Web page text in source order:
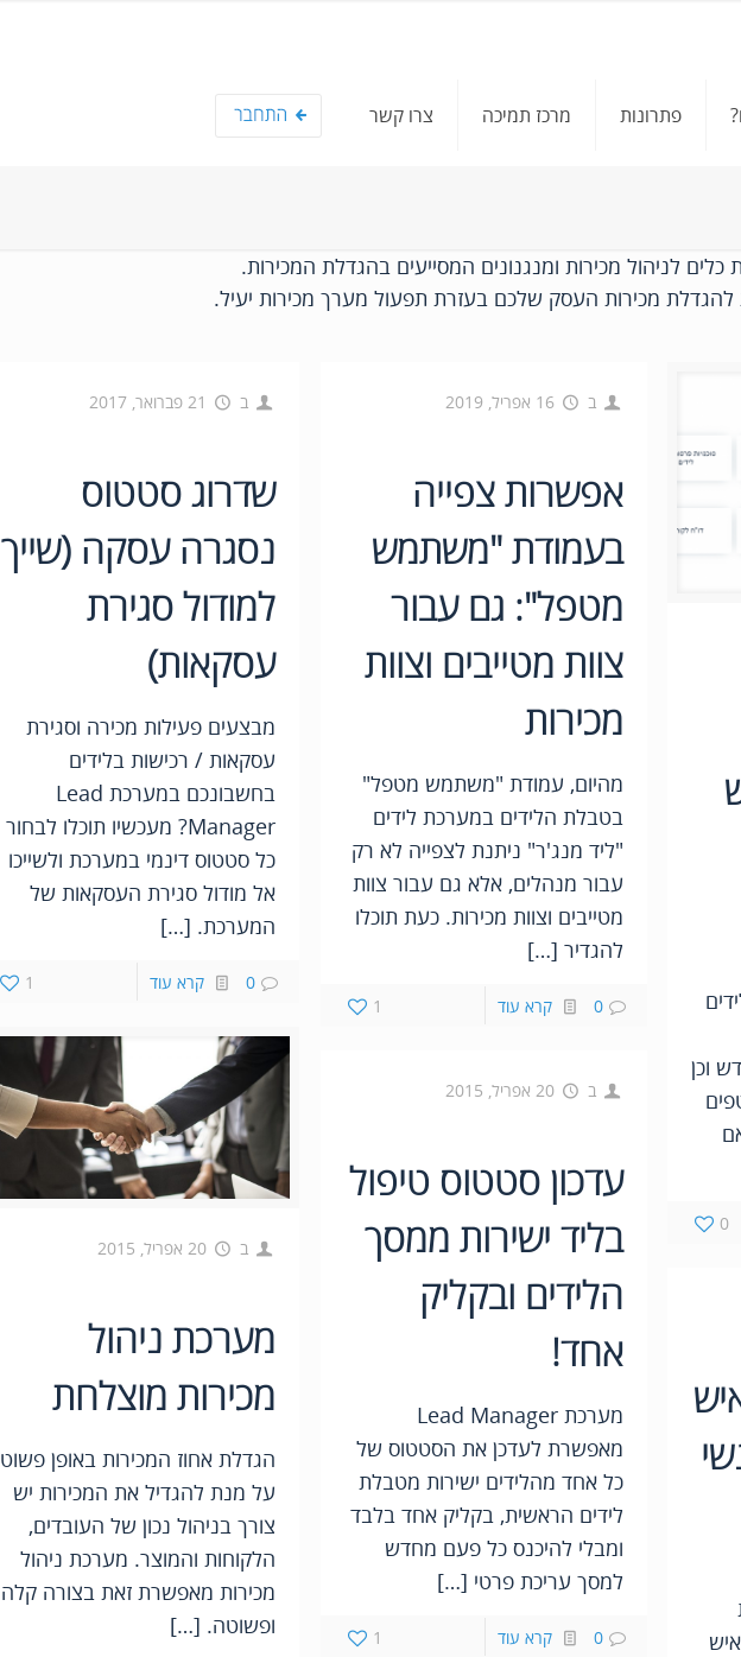
פתרונות מרכז תמיכה צרו קשר
מכירות העסק שלכם בעזרת תפעול מערך מכירות יעיל.
וכן
0
ב 16 אפריל, 2019
אפשרות צפייה
בעמודת "משתמש
מטפל": גם עבור
צוות מטייבים וצוות
מכירות
מהיום, עמודת "משתמש מטפל"
בטבלת הלידים במערכת לידים
"ליד מנג'ר" ניתנת לצפייה לא רק
עבור מנהלים, אלא גם עבור צוות
מטייבים וצוות מכירות. כעת תוכלו
להגדיר […]
1 0 קרא עוד
ב 21 פברואר, 2017
שדרוג סטטוס
נסגרה עסקה (שייך
למודול סגירת
עסקאות)
מבצעים פעילות מכירה וסגירת
עסקאות / רכישות בלידים
בחשבונכם במערכת Lead
Manager? מעכשיו תוכלו לבחור
כל סטטוס דינמי במערכת ולשייכו
אל מודול סגירת העסקאות של
המערכת. […]
1 0 קרא עוד
ב 20 אפריל, 2015
מערכת ניהול
מכירות מוצלחת
הגדלת אחוז המכירות באופן פשוט
על מנת להגדיל את המכירות יש
צורך בניהול נכון של העובדים,
הלקוחות והמוצר. מערכת ניהול
מכירות מאפשרת זאת בצורה קלה
ופשוטה. […]
ב 20 אפריל, 2015
עדכון סטטוס טיפול
בליד ישירות ממסך
הלידים ובקליק
אחד!
מערכת Lead Manager
מאפשרת לעדכן את הסטטוס של
כל אחד מהלידים ישירות מטבלת
לידים הראשית, בקליק אחד בלבד
ומבלי להיכנס כל פעם מחדש
למסך עריכת פרטי […]
1 0 קרא עוד